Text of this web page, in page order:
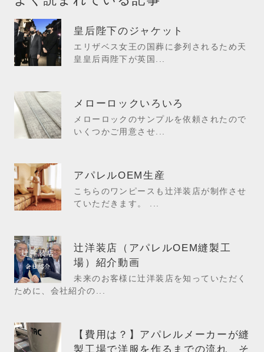
皇后陛下のジャケット
エリザベス女王の国葬に参列されるため天
皇皇后両陛下が英国...
メローロックいろいろ
メローロックのサンプルを依頼されたので
いくつかご用意させ...
アパレルOEM生産
こちらのワンピースも辻洋装店が制作させ
ていただきます。 ...
辻洋装店（アパレルOEM縫製工
場）紹介動画
未来のお客様に辻洋装店を知っていただく
ために、会社紹介の...
【費用は？】アパレルメーカーが縫
製工場で洋服を作るまでの流れ そ